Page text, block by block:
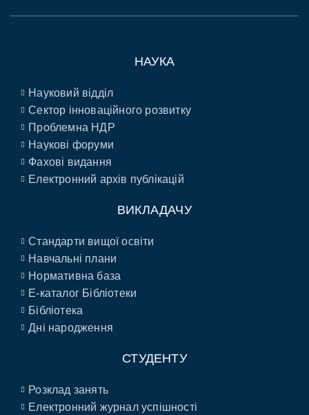
НАУКА
Науковий відділ
Сектор інноваційного розвитку
Проблемна НДР
Наукові форуми
Фахові видання
Електронний архів публікацій
ВИКЛАДАЧУ
Стандарти вищої освіти
Навчальні плани
Нормативна база
E-каталог Бібліотеки
Бібліотека
Дні народження
СТУДЕНТУ
Розклад занять
Електронний журнал успішності